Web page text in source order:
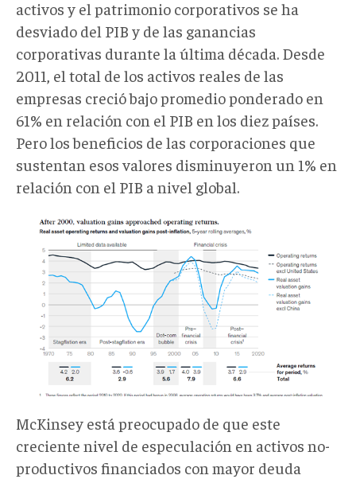
activos y el patrimonio corporativos se ha
desviado del PIB y de las ganancias
corporativas durante la última década. Desde
2011, el total de los activos reales de las
empresas creció bajo promedio ponderado en
61% en relación con el PIB en los diez países.
Pero los beneficios de las corporaciones que
sustentan esos valores disminuyeron un 1% en
relación con el PIB a nivel global.
gl6.png
McKinsey está preocupado de que este
creciente nivel de especulación en activos no-
productivos financiados con mayor deuda